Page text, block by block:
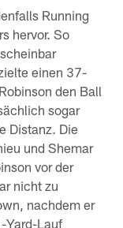
Running
hervor. So
einen 37-
den Ball
sogar
Distanz. Die
und Shemar
vor der
nicht zu
nachdem er
Yard-Lauf